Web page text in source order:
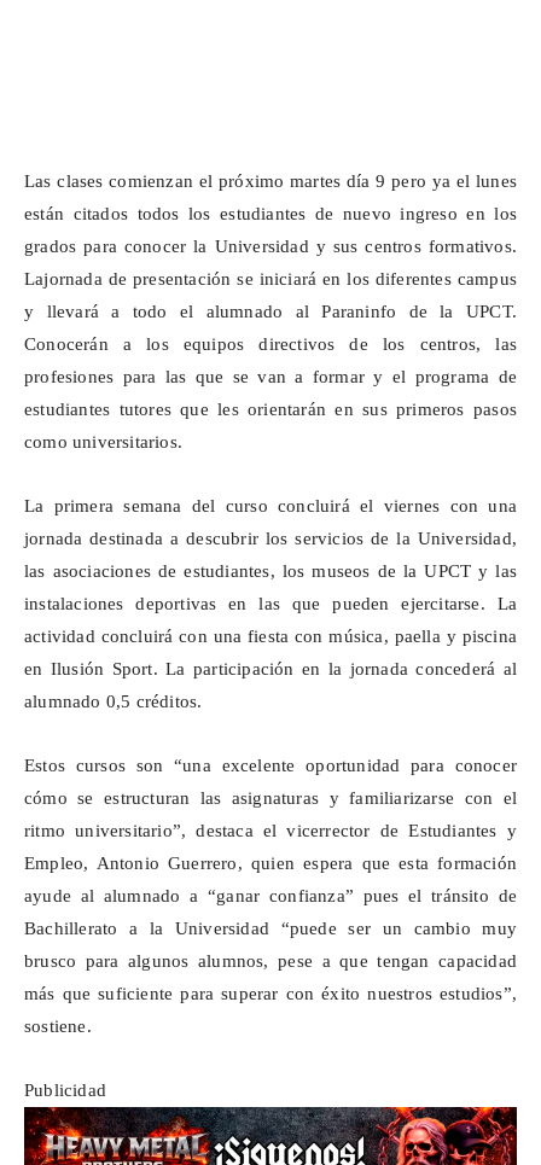
Las clases comienzan el próximo martes día 9 pero ya el lunes
están citados todos los estudiantes de nuevo ingreso en los
grados para conocer la Universidad y sus centros formativos.
Lajornada de presentación se iniciará en los diferentes campus
y llevará a todo el alumnado al Paraninfo de la UPCT.
Conocerán a los equipos directivos de los centros, las
profesiones para las que se van a formar y el programa de
estudiantes tutores que les orientarán en sus primeros pasos
como universitarios.
La primera semana del curso concluirá el viernes con una
jornada destinada adescubrir los servicios de la Universidad,
las asociaciones de estudiantes, los museos de la UPCT y las
instalaciones deportivas en las que pueden ejercitarse. La
actividad concluirá con una fiesta con música, paella y piscina
en Ilusión Sport. La participación en la jornada concederá al
alumnado 0,5 créditos.
Estos cursos son “una excelente oportunidad para conocer
cómo se estructuran las asignaturas y familiarizarse con el
ritmo universitario”, destaca el vicerrector de Estudiantes y
Empleo, Antonio Guerrero, quien espera que esta formación
ayude al alumnado a “ganar confianza” pues el tránsito de
Bachillerato a la Universidad “puede ser un cambio muy
brusco para algunos alumnos, pese a que tengan capacidad
más que suficiente para superar con éxito nuestros estudios”,
sostiene.
Publicidad